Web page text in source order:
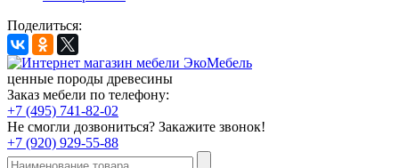
Поделиться:
ценные породы древесины
Заказ мебели по телефону:
+7 (495) 741-82-02
Не смогли дозвониться? Закажите звонок!
+7 (920) 929-55-88